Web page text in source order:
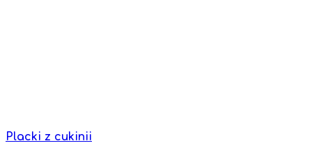
Placki z cukinii